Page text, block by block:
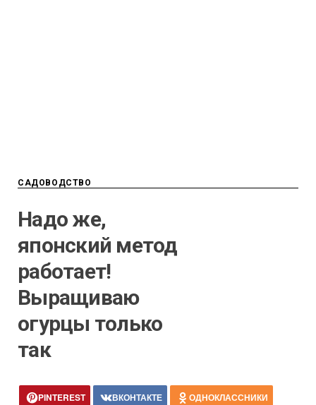
САДОВОДСТВО
Надо же,
японский метод
работает!
Выращиваю
огурцы только
так
PINTEREST ВКОНТАКТЕ ОДНОКЛАССНИКИ